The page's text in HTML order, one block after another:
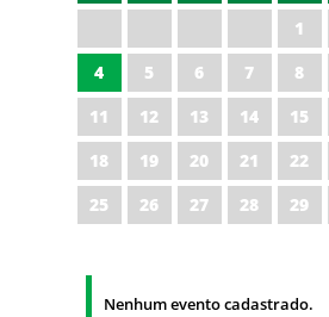
1
4
5 6 7 8
11
12 13 14 15
18
19 20 21 22
25
26 27 28 29
Nenhum evento cadastrado.